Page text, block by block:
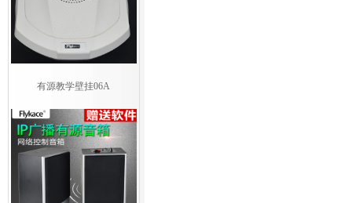
有源教学壁挂06A